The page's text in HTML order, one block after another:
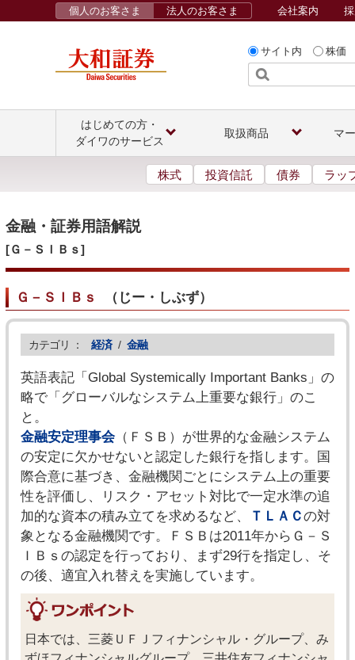
サイト内 株価
個人のお客さま 法人のお客さま 会社案内
はじめての方・
ダイワのサービス
取扱商品 マ
株式 投資信託 債券 ラッ
金融・証券用語解説
[Ｇ－ＳＩＢｓ]
Ｇ－ＳＩＢｓ （ じー・しぶず）
カテゴリ ： 経済 / 金融
英語表記「Global Systemically Important Banks」の
略で「グローバルなシステム上重要な銀行」のこ
と。
金融安定理事会（ＦＳＢ）が世界的な金融システム
の安定に欠かせないと認定した銀行を指します。国
際合意に基づき、金融機関ごとにシステム上の重要
性を評価し、リスク・アセット対比で一定水準の追
加的な資本の積み立てを求めるなど、
ＴＬＡＣの対
象となる金融機関です。ＦＳＢは2011年からＧ－Ｓ
ＩＢｓの認定を行っており、まず29行を指定し、そ
の後、適宜入れ替えを実施しています。
日本では、三菱ＵＦＪフィナンシャル・グループ、み